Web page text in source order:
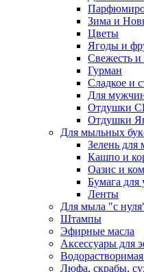
Зима и
Цветы
Ягоды и
Свежесть
Гурман
Сладкое и
Для
Отдушки
Отдушки
Для мыльных
Зелень для
Кашпо и
Оазис и
Бумага для
Ленты
Для мыла "с
Штампы
Эфирные масла
Аксессуары для
Люфа, скрабы,